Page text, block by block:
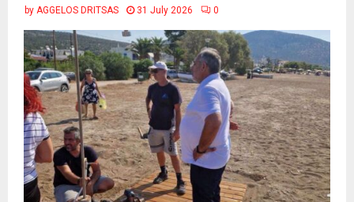
by AGGELOS DRITSAS 31 July 2026 0